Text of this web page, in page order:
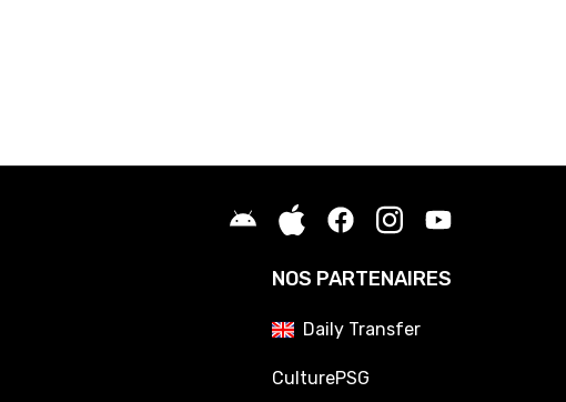
NOS PARTENAIRES
Daily Transfer
CulturePSG